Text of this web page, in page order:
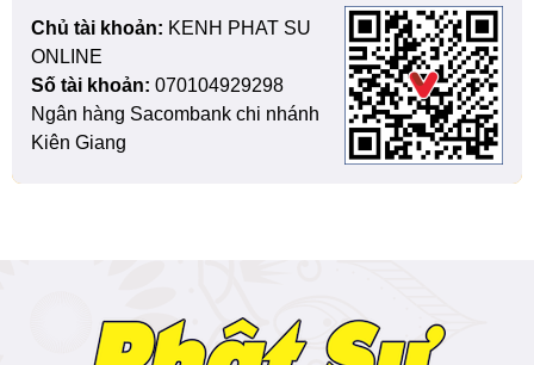
Chủ tài khoản: KENH PHAT SU
ONLINE
Số tài khoản: 070104929298
Ngân hàng Sacombank chi nhánh
Kiên Giang